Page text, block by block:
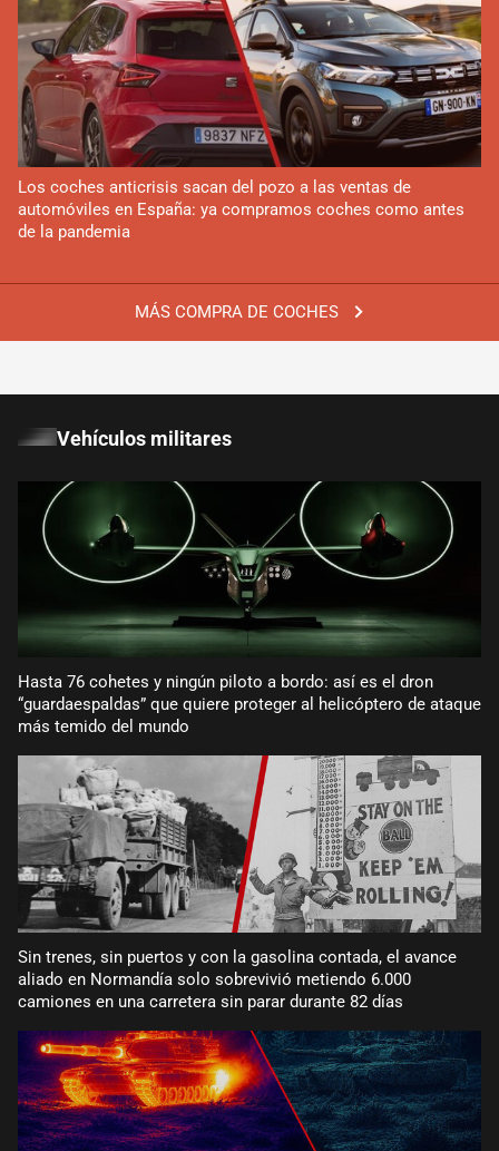
MÁS COMPRA DE COCHES
Los coches anticrisis sacan del pozo a las ventas de
automóviles en España: ya compramos coches como antes
de la pandemia
Vehículos militares
Hasta 76 cohetes y ningún piloto a bordo: así es el dron
“guardaespaldas” que quiere proteger al helicóptero de ataque
más temido del mundo
Sin trenes, sin puertos y con la gasolina contada, el avance
aliado en Normandía solo sobrevivió metiendo 6.000
camiones en una carretera sin parar durante 82 días